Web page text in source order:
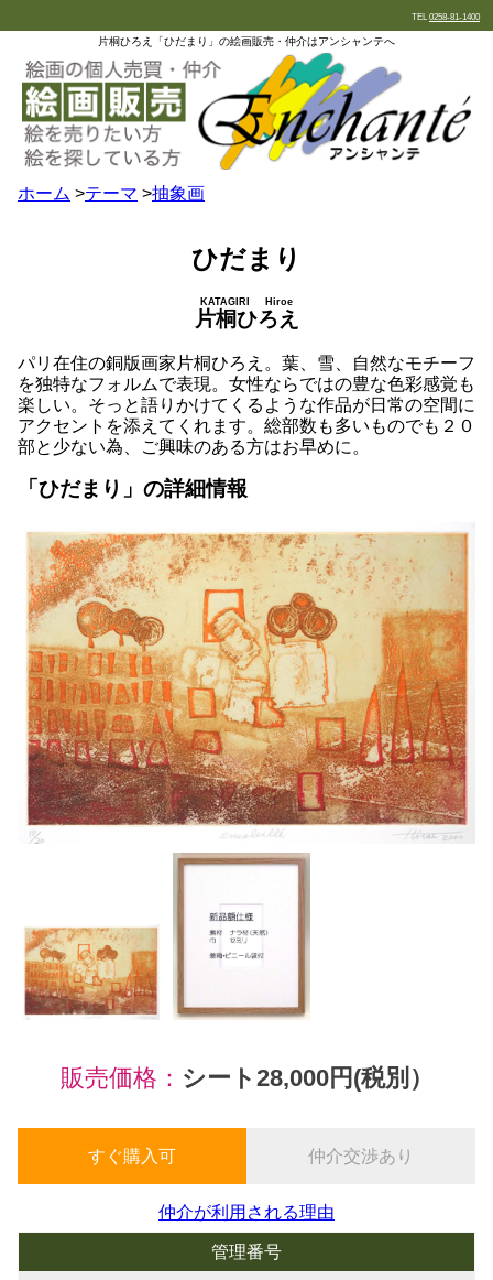
TEL 0258-81-1400
片桐ひろえ「ひだまり」の絵画販売・仲介はアンシャンテへ
ホーム >テーマ >抽象画
ひだまり
片桐ひろえ
KATAGIRI Hiroe
パリ在住の銅版画家片桐ひろえ。葉、雪、自然なモチーフ
を独特なフォルムで表現。女性ならではの豊な色彩感覚も
楽しい。そっと語りかけてくるような作品が日常の空間に
アクセントを添えてくれます。総部数も多いものでも２０
部と少ない為、ご興味のある方はお早めに。
「ひだまり」の詳細情報
販売価格： シート28,000円(税別）
すぐ購入可 仲介交渉あり
仲介が利用される理由
管理番号